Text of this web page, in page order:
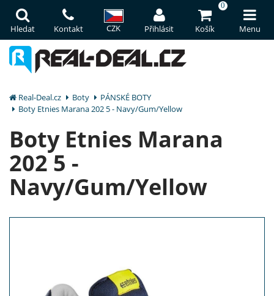
Hledat Kontakt CZK Přihlásit
0
Košík Menu
Real-Deal.cz Boty
PÁNSKÉ BOTY
Boty Etnies Marana 202 5 - Navy/Gum/Yellow
Boty Etnies Marana
202 5 -
Navy/Gum/Yellow